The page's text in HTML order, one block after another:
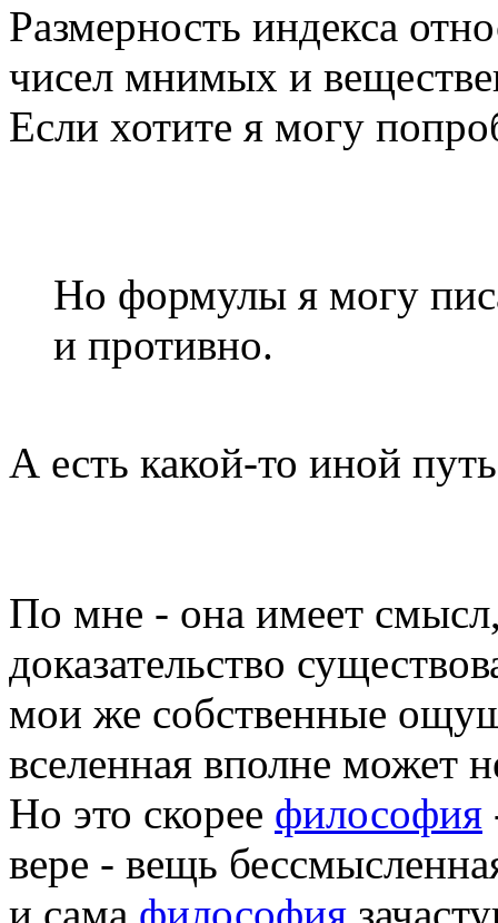
Размерность индекса
чисел мнимых и
Если хотите я могу
Но формулы я могу
и противно.
А есть какой-то иной
По мне - она имеет
доказательство
мои же собственные
вселенная вполне может
Но это скорее философия
вере - вещь
и сама философия